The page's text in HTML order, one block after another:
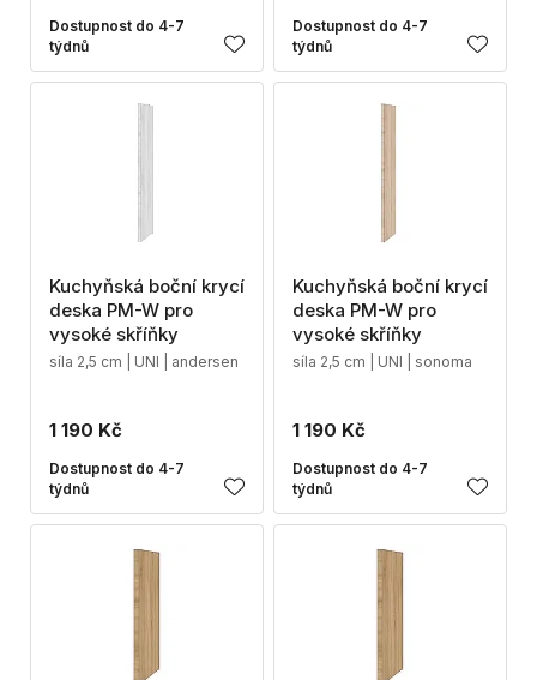
Dostupnost do 4-7
týdnů
Dostupnost do 4-7
týdnů
Kuchyňská boční krycí
deska PM-W pro
vysoké skříňky
síla 2,5 cm | UNI | andersen
1 190 Kč
Dostupnost do 4-7
týdnů
Kuchyňská boční krycí
deska PM-W pro
vysoké skříňky
síla 2,5 cm | UNI | sonoma
1 190 Kč
Dostupnost do 4-7
týdnů